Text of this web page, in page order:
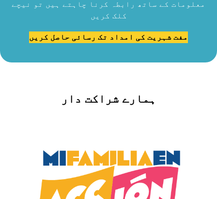
معلومات کے ساتھ رابطہ کرنا چاہتے ہیں تو نیچے
کلک کریں
مفت شہریت کی امداد تک رسائی حاصل کریں
ہمارے شراکت دار